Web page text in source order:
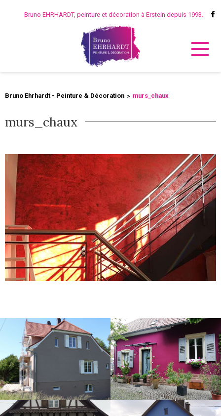
Bruno EHRHARDT, peinture et décoration à Erstein depuis 1993.
Bruno Ehrhardt - Peinture & Décoration murs_chaux
murs_chaux